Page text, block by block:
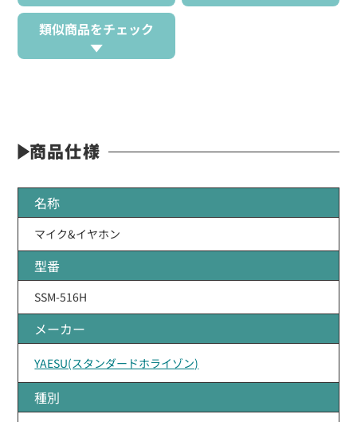
類似商品をチェック
商品仕様
名称
マイク&イヤホン
型番
SSM-516H
メーカー
YAESU(スタンダードホライゾン)
種別